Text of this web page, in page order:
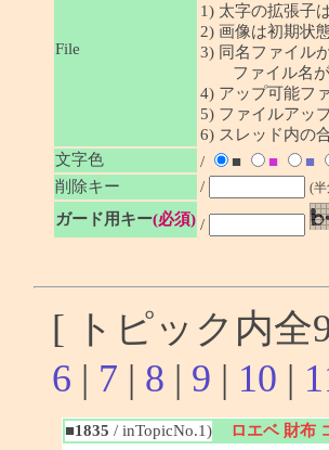
File
1) 太字の拡張子
2) 画像は初期状
3) 同名ファイル
ファイル名が
4) アップ可能フ
5) ファイルアッ
6) スレッド内の
文字色
/ ■ ■ ■
削除キー
/ (
ガード用キー(必須) /
[ トピック内
6 | 7 | 8 | 9 | 10 |
■1835 / inTopicNo.1) ロエベ 財布